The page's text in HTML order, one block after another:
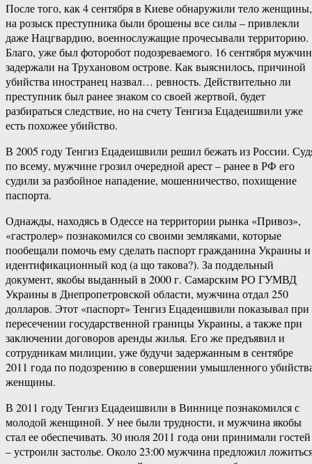
После того, как 4 сентября в Киеве обнаружили тело женщины,
на розыск преступника были брошены все силы – привлекли
даже Нацгвардию, военнослужащие прочесывали территорию.
Благо, уже был фоторобот подозреваемого. 16 сентября
задержали на Трухановом острове. Как выяснилось, причиной
убийства иностранец назвал… ревность. Действительно ли
преступник был ранее знаком со своей жертвой, будет
разбираться следствие, но на счету Тенгиза Ецадеишвили уже
есть похожее убийство.
В 2005 году Тенгиз Ецадеишвили решил бежать из России.
по всему, мужчине грозил очередной арест – ранее в РФ его
судили за разбойное нападение, мошенничество, похищение
паспорта.
Однажды, находясь в Одессе на территории рынка «Привоз»,
«гастролер» познакомился со своими земляками, которые
пообещали помочь ему сделать паспорт гражданина Украины и
идентификационный код (а що такова?). За поддельный
документ, якобы выданный в 2000 г. Самарским РО ГУМВД
Украины в Днепропетровской области, мужчина отдал 250
долларов. Этот «паспорт» Тенгиз Ецадеишвили показывал при
пересечении государственной границы Украины, а также при
заключении договоров аренды жилья. Его же предъявил и
сотрудникам милиции, уже будучи задержанным в сентябре
2011 года по подозрению в совершении умышленного
женщины.
В 2011 году Тенгиз Ецадеишвили в Виннице познакомился с
молодой женщиной. У нее были трудности, и мужчина якобы
стал ее обеспечивать. 30 июля 2011 года они принимали гостей
– устроили застолье. Около 23:00 мужчина предложил